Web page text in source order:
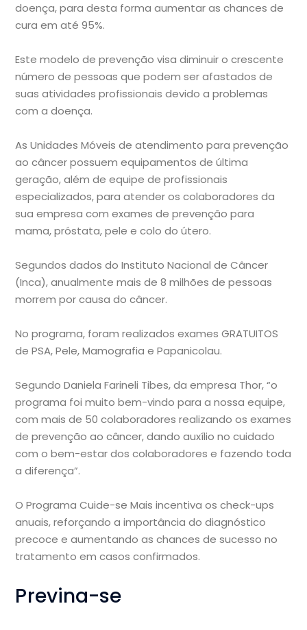
doença, para desta forma aumentar as chances de
cura em até 95%.
Este modelo de prevenção visa diminuir o crescente
número de pessoas que podem ser afastados de
suas atividades profissionais devido a problemas
com a doença.
As Unidades Móveis de atendimento para prevenção
ao câncer possuem equipamentos de última
geração, além de equipe de profissionais
especializados, para atender os colaboradores da
sua empresa com exames de prevenção para
mama, próstata, pele e colo do útero.
Segundos dados do Instituto Nacional de Câncer
(Inca), anualmente mais de 8 milhões de pessoas
morrem por causa do câncer.
No programa, foram realizados exames GRATUITOS
de PSA, Pele, Mamografia e Papanicolau.
Segundo Daniela Farineli Tibes, da empresa Thor, “o
programa foi muito bem-vindo para a nossa equipe,
com mais de 50 colaboradores realizando os exames
de prevenção ao câncer, dando auxílio no cuidado
com o bem-estar dos colaboradores e fazendo toda
a diferença”.
O Programa Cuide-se Mais incentiva os check-ups
anuais, reforçando a importância do diagnóstico
precoce e aumentando as chances de sucesso no
tratamento em casos confirmados.
Previna-se